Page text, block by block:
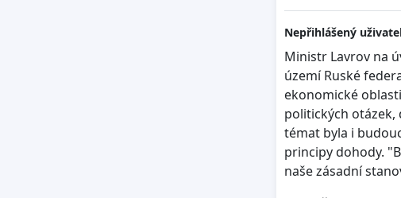
Nepřihlášený
Ministr Lavrov na
území Ruské
ekonomické
politických otázek,
témat byla i
principy dohody.
naše zásadní